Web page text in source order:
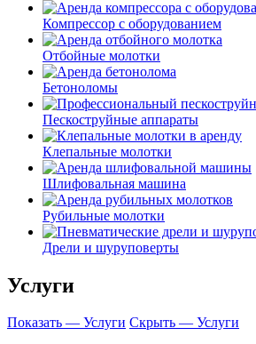
Компрессор с оборудованием
Отбойные молотки
Бетоноломы
Пескоструйные аппараты
Клепальные молотки
Шлифовальная машина
Рубильные молотки
Дрели и шуруповерты
Услуги
Показать — Услуги Скрыть — Услуги